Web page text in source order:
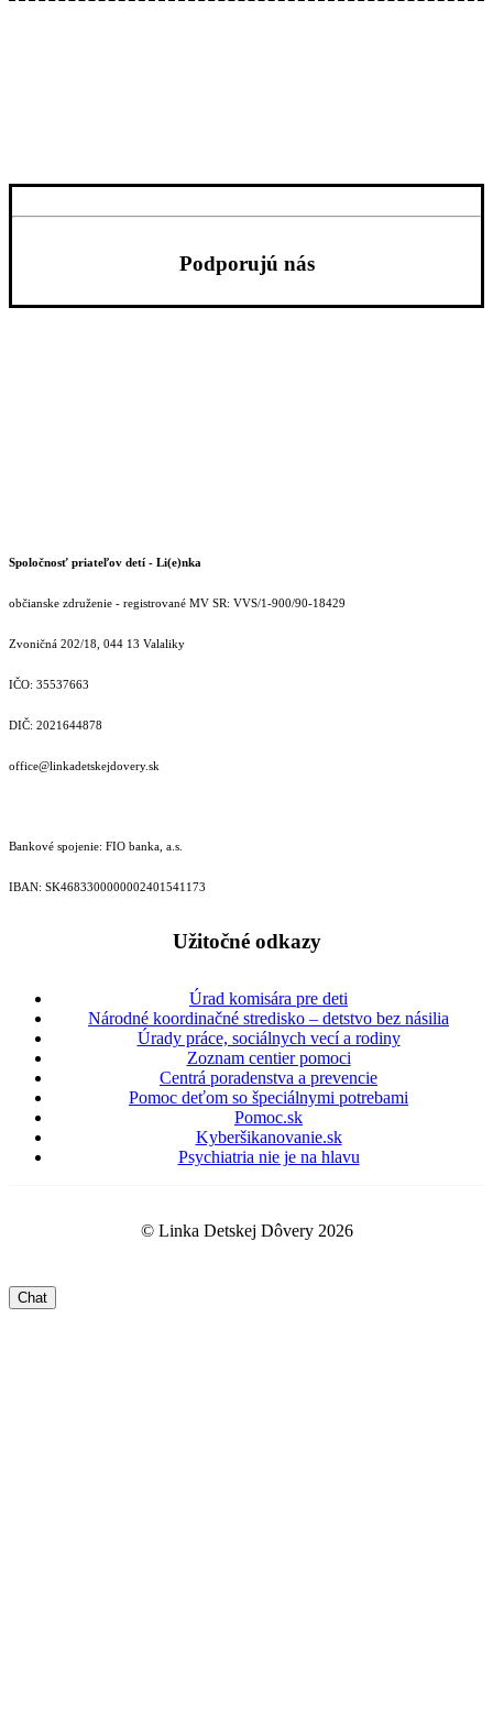
Podporujú nás
Spoločnosť priateľov detí - Li(e)nka
občianske združenie - registrované MV SR: VVS/1-900/90-18429
Zvoničná 202/18, 044 13 Valaliky
IČO: 35537663
DIČ: 2021644878
office@linkadetskejdovery.sk
Bankové spojenie: FIO banka, a.s.
IBAN: SK46833000000­02401541173
Užitočné odkazy
Úrad komisára pre deti
Národné koordinačné stredisko – detstvo bez násilia
Úrady práce, sociálnych vecí a rodiny
Zoznam centier pomoci
Centrá poradenstva a prevencie
Pomoc deťom so špeciálnymi potrebami
Pomoc.sk
Kyberšikanovanie.sk
Psychiatria nie je na hlavu
© Linka Detskej Dôvery 2026